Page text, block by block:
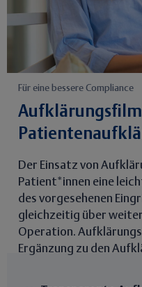
Für eine bessere Compliance
Der Einsatz von
Patient*innen eine
des vorgesehenen
gleichzeitig über
Operation.
Ergänzung zu den